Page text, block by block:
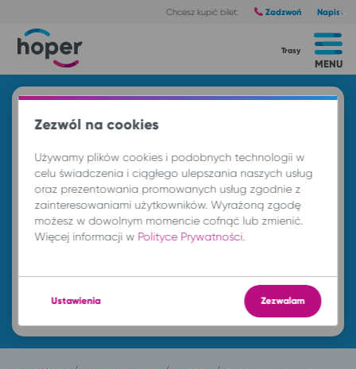
Chcesz kupić bilet: Zadzwoń Napisz
MENU
Trasy
DO
Znajdź przejazd
Zezwól na cookies
Używamy plików cookies i podobnych technologii w
celu świadczenia i ciągłego ulepszania naszych usług
oraz prezentowania promowanych usług zgodnie z
zainteresowaniami użytkowników. Wyrażoną zgodę
możesz w dowolnym momencie cofnąć lub zmienić.
Więcej informacji w Polityce Prywatności.
Ustawienia Zezwalam